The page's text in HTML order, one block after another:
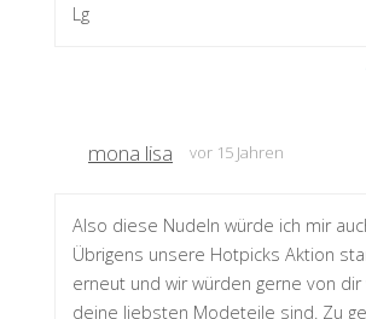
Lg
mona lisa vor 15 Jahren
Also diese Nudeln würde ich mir
Übrigens unsere Hotpicks Aktion
erneut und wir würden gerne von dir
deine liebsten Modeteile sind. Zu